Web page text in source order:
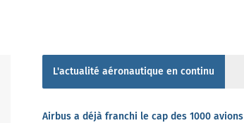
L'actualité aéronautique en continu
Airbus a déjà franchi le cap des 1000 avions